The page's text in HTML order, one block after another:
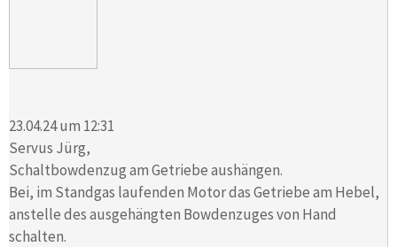
23.04.24 um 12:31
Servus Jürg,
Schaltbowdenzug am Getriebe aushängen.
Bei, im Standgas laufenden Motor das Getriebe am Hebel,
anstelle des ausgehängten Bowdenzuges von Hand
schalten.